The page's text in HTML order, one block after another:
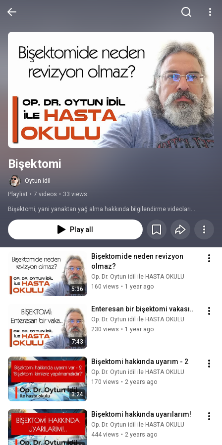
Bişektomi
Oytun idil
Playlist • 7 videos • 33 views
Bişektomi, yani yanaktan yağ alma hakkında bilgilendirme videoları...
Play all
5:36
Bişektomide neden revizyon
olmaz?
Op. Dr. Oytun idil ile HASTA OKULU
160 views • 1 year ago
7:43
Enteresan bir bişektomi vakası..
Op. Dr. Oytun idil ile HASTA OKULU
230 views • 1 year ago
3:24
Bişektomi hakkında uyarım - 2
Op. Dr. Oytun idil ile HASTA OKULU
170 views • 2 years ago
Bişektomi hakkında uyarılarım!
Op. Dr. Oytun idil ile HASTA OKULU
444 views • 2 years ago